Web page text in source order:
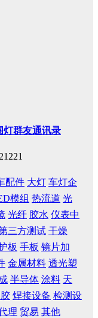
灯群友通讯录
配件 大灯 车灯企
模组 热流道 光
光纤 胶水 仪表中
三方测试 干燥
板 手板 镜片加
金属材料 透光塑
半导体 涂料 天
焊接设备 检测设
理 贸易 其他